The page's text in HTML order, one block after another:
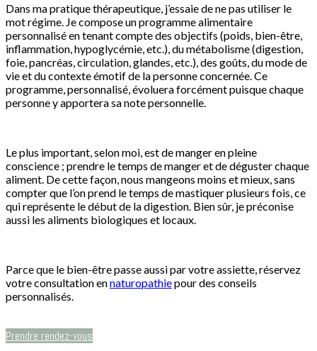
Dans ma pratique thérapeutique, j’essaie de ne pas utiliser le
mot régime. Je compose un programme alimentaire
personnalisé en tenant compte des objectifs (poids, bien-être,
inflammation, hypoglycémie, etc.), du métabolisme (digestion,
foie, pancréas, circulation, glandes, etc.), des goûts, du mode de
vie et du contexte émotif de la personne concernée. Ce
programme, personnalisé, évoluera forcément puisque chaque
personne y apportera sa note personnelle.
Le plus important, selon moi, est de manger en pleine
conscience ; prendre le temps de manger et de déguster chaque
aliment. De cette façon, nous mangeons moins et mieux, sans
compter que l’on prend le temps de mastiquer plusieurs fois, ce
qui représente le début de la digestion. Bien sûr, je préconise
aussi les aliments biologiques et locaux.
Parce que le bien-être passe aussi par votre assiette, réservez
votre consultation ennaturopathiepour des conseils
personnalisés.
Prendre rendez-vous